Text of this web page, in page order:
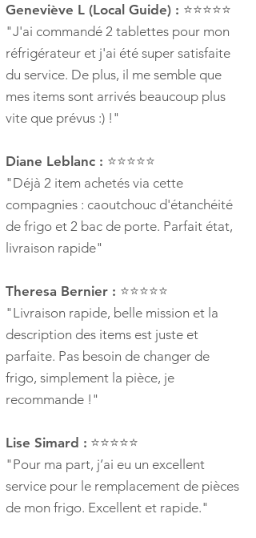
Geneviève L (Local Guide) : ⭐⭐⭐⭐⭐
"J'ai commandé 2 tablettes pour mon
réfrigérateur et j'ai été super satisfaite
du service. De plus, il me semble que
mes items sont arrivés beaucoup plus
vite que prévus :) !"
Diane Leblanc : ⭐⭐⭐⭐⭐
"Déjà 2 item achetés via cette
compagnies : caoutchouc d'étanchéité
de frigo et 2 bac de porte. Parfait état,
livraison rapide"
Theresa Bernier : ⭐⭐⭐⭐⭐
"Livraison rapide, belle mission et la
description des items est juste et
parfaite. Pas besoin de changer de
frigo, simplement la pièce, je
recommande !"
Lise Simard : ⭐⭐⭐⭐⭐
"Pour ma part, j’ai eu un excellent
service pour le remplacement de pièces
de mon frigo. Excellent et rapide."